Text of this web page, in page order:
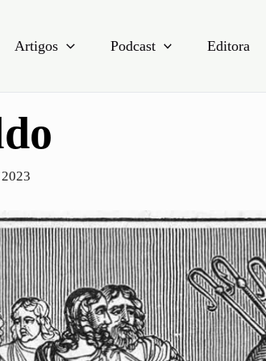
Artigos Podcast Editora